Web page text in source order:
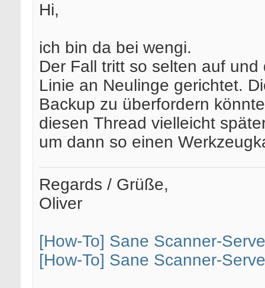
Hi,
ich bin da bei wengi.
Der Fall tritt so selten auf
Linie an Neulinge gerichtet.
Backup zu überfordern
diesen Thread vielleicht
um dann so einen
Regards / Grüße,
Oliver
[How-To] Sane Scanner-
[How-To] Sane Scanner-